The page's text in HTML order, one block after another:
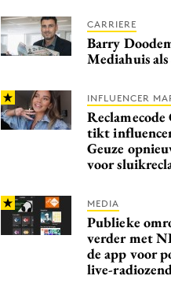
CARRIERE
Barry
Mediahuis
INFLUENCER
Reclamecode
tikt
Geuze
voor
MEDIA
Publieke
verder met
de app voor
live-